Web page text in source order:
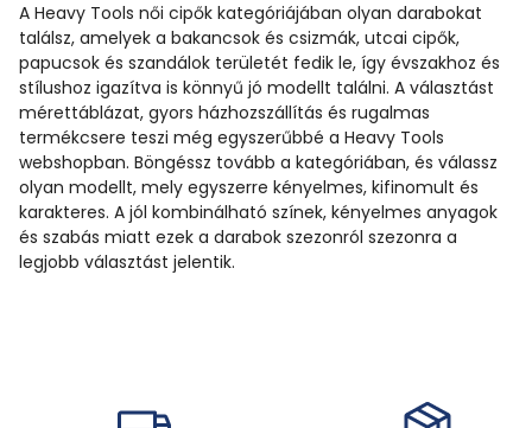
A Heavy Tools női cipők kategóriájában olyan darabokat
találsz, amelyek a bakancsok és csizmák, utcai cipők,
papucsok és szandálok területét fedik le, így évszakhoz és
stílushoz igazítva is könnyű jó modellt találni. A választást
mérettáblázat, gyors házhozszállítás és rugalmas
termékcsere teszi még egyszerűbbé a Heavy Tools
webshopban. Böngéssz tovább a kategóriában, és válassz
olyan modellt, mely egyszerre kényelmes, kifinomult és
karakteres. A jól kombinálható színek, kényelmes anyagok
és szabás miatt ezek a darabok szezonról szezonra a
legjobb választást jelentik.